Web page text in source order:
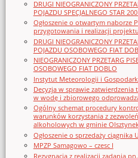
DRUGI NIEOGRANICZONY
POJAZDU SPECJALNEGO STAR
Ogłoszenie o otwartym naborze
przygotowania i realizacji projektu
DRUGI NIEOGRANICZONY
POJAZDU OSOBOWEGO FIAT
NIEOGRANICZONY PRZETARG
OSOBOWEGO FIAT DOBLO
Instytut Meteorologii i
Decyzja w sprawie
w wodę i zbiorowego
Ogólny schemat procedury
warunków korzystania z
alkoholowych w gminie
Ogłoszenie o sprzedaży ciągnika
MPZP Samagowo – czesc I
Rezygnacja z realizacji zadania